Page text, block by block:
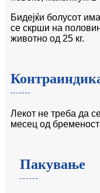
Бидејќи болусот
се скрши на
животно од 25 кг.
Лекот не треба да
месец од
Пакување